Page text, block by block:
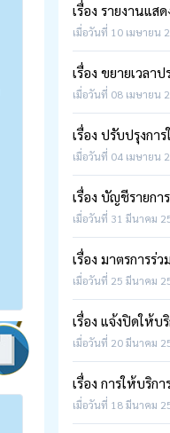
เรื่อง รายงานแ
เมื่อวันที่ 10 เมษายน
เรื่อง ขยายเวล
เมื่อวันที่ 08 เมษายน
เรื่อง ปรับปรุงก
เมื่อวันที่ 04 เมษายน
เรื่อง​ บัญชีรายก
เมื่อวันที่ 31 มีนาคม
เรื่อง มาตรการร่
เมื่อวันที่ 25 มีนาคม
เรื่อง แจ้งปิดให้
เมื่อวันที่ 20 มีนาคม
เรื่อง การให้บริ
เมื่อวันที่ 18 มีนาคม